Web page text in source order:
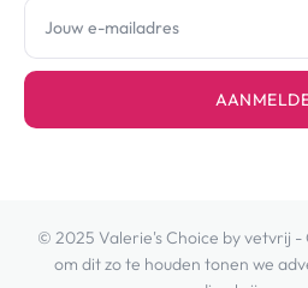
© 2025 Valerie's Choice by vetvrij -
om dit zo te houden tonen we